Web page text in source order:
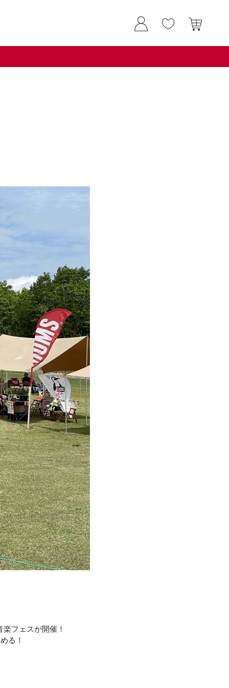
楽フェスが開催！
る！